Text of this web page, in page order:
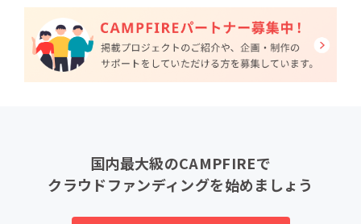
国内最大級のCAMPFIREで
クラウドファンディングを始めましょう